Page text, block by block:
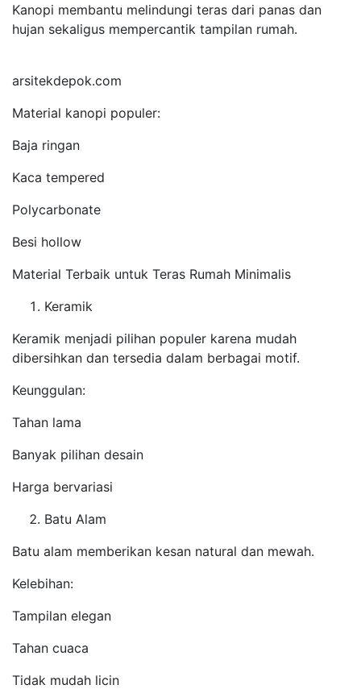
Kanopi membantu melindungi teras dari panas dan
hujan sekaligus mempercantik tampilan rumah.
arsitekdepok.com
Material kanopi populer:
Baja ringan
Kaca tempered
Polycarbonate
Besi hollow
Material Terbaik untuk Teras Rumah Minimalis
Keramik
Keramik menjadi pilihan populer karena mudah
dibersihkan dan tersedia dalam berbagai motif.
Keunggulan:
Tahan lama
Banyak pilihan desain
Harga bervariasi
Batu Alam
Batu alam memberikan kesan natural dan mewah.
Kelebihan:
Tampilan elegan
Tahan cuaca
Tidak mudah licin